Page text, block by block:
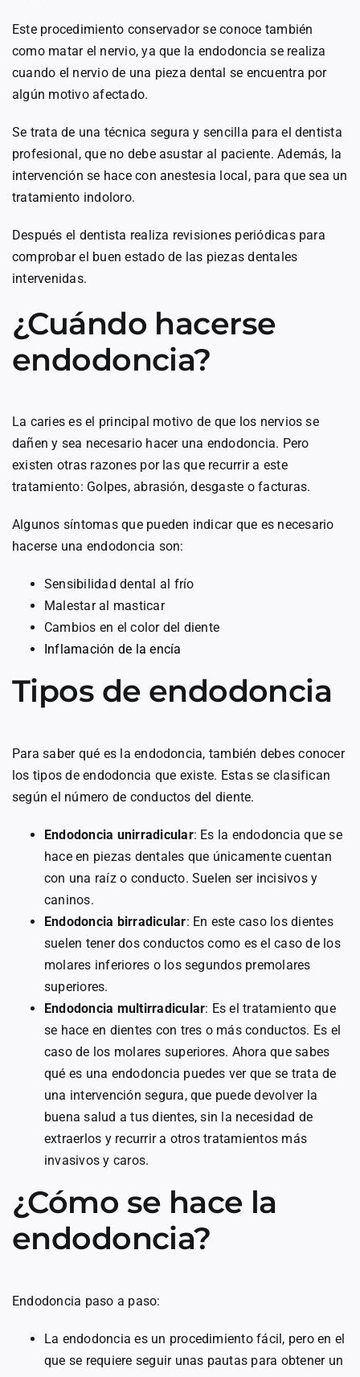
Este procedimiento conservador se conoce también
como matar el nervio, ya que la endodoncia se realiza
cuando el nervio de una pieza dental se encuentra por
algún motivo afectado.
Se trata de una técnica segura y sencilla para el dentista
profesional, que no debe asustar al paciente. Además, la
intervención se hace con anestesia local, para que sea un
tratamiento indoloro.
Después el dentista realiza revisiones periódicas para
comprobar el buen estado de las piezas dentales
intervenidas.
¿Cuándo hacerse
endodoncia?
La caries es el principal motivo de que los nervios se
dañen y sea necesario hacer una endodoncia. Pero
existen otras razones por las que recurrir a este
tratamiento: Golpes, abrasión, desgaste o facturas.
Algunos síntomas que pueden indicar que es necesario
hacerse una endodoncia son:
Sensibilidad dental al frío
Malestar al masticar
Cambios en el color del diente
Inflamación de la encía
Tipos de endodoncia
Para saber qué es la endodoncia, también debes conocer
los tipos de endodoncia que existe. Estas se clasifican
según el número de conductos del diente.
Endodoncia unirradicular: Es la endodoncia que se
hace en piezas dentales que únicamente cuentan
con una raíz o conducto. Suelen ser incisivos y
caninos.
Endodoncia birradicular: En este caso los dientes
suelen tener dos conductos como es el caso de los
molares inferiores o los segundos premolares
superiores.
Endodoncia multirradicular: Es el tratamiento que
se hace en dientes con tres o más conductos. Es el
caso de los molares superiores. Ahora que sabes
qué es una endodoncia puedes ver que se trata de
una intervención segura, que puede devolver la
buena salud a tus dientes, sin la necesidad de
extraerlos y recurrir a otros tratamientos más
invasivos y caros.
¿Cómo se hace la
endodoncia?
Endodoncia paso a paso:
La endodoncia es un procedimiento fácil, pero en el
que se requiere seguir unas pautas para obtener un